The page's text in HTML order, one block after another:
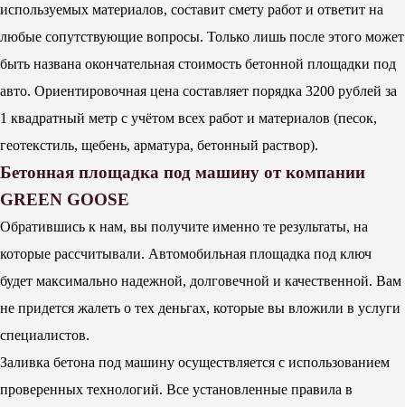
используемых материалов, составит смету работ и ответит на
любые сопутствующие вопросы. Только лишь после этого может
быть названа окончательная стоимость бетонной площадки под
авто. Ориентировочная цена составляет порядка 3200 рублей за
1 квадратный метр с учётом всех работ и материалов (песок,
геотекстиль, щебень, арматура, бетонный раствор).
Бетонная площадка под машину от компании
GREEN GOOSE
Обратившись к нам, вы получите именно те результаты, на
которые рассчитывали. Автомобильная площадка под ключ
будет максимально надежной, долговечной и качественной. Вам
не придется жалеть о тех деньгах, которые вы вложили в услуги
специалистов.
Заливка бетона под машину осуществляется с использованием
проверенных технологий. Все установленные правила в